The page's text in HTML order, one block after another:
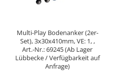
Multi-Play Bodenanker (2er-
Set), 3x30x410mm, VE: 1, ,
Art.-Nr.: 69245 (Ab Lager
Lübbecke / Verfügbarkeit auf
Anfrage)